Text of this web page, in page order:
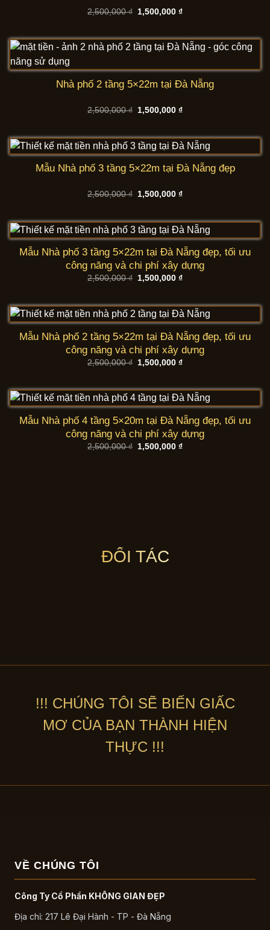
2,500,000₫
Giá
gốc
1,500,000₫Giá
1,500,000 ₫.
Nhà phố 2 tầng 5×22m tại Đà Nẵng
2,500,000₫
Giá
1,500,000₫Giá
1,500,000 ₫.
Mẫu Nhà phố 3 tầng 5×22m tại Đà Nẵng đẹp
2,500,000₫
Giá
1,500,000₫Giá
1,500,000 ₫.
Mẫu Nhà phố 3 tầng 5×22m tại Đà Nẵng đẹp, tối ưu
công năng và chi phí xây dựng
2,500,000₫
Giá
1,500,000₫Giá
1,500,000 ₫.
Mẫu Nhà phố 2 tầng 5×22m tại Đà Nẵng đẹp, tối ưu
công năng và chi phí xây dựng
2,500,000₫
Giá
gốc
1,500,000₫Giá
1,500,000 ₫.
Mẫu Nhà phố 4 tầng 5×20m tại Đà Nẵng đẹp, tối ưu
công năng và chi phí xây dựng
2,500,000₫
Giá
1,500,000₫Giá
ĐỐI TÁC
!!! CHÚNG TÔI SẼ BIẾN GIẤC
MƠ CỦA BẠN THÀNH HIỆN
THỰC !!!
VỀ CHÚNG TÔI
Công Ty Cổ Phần KHÔNG GIAN ĐẸP
Địa chỉ: 217 Lê Đại Hành - TP - Đà Nẵng